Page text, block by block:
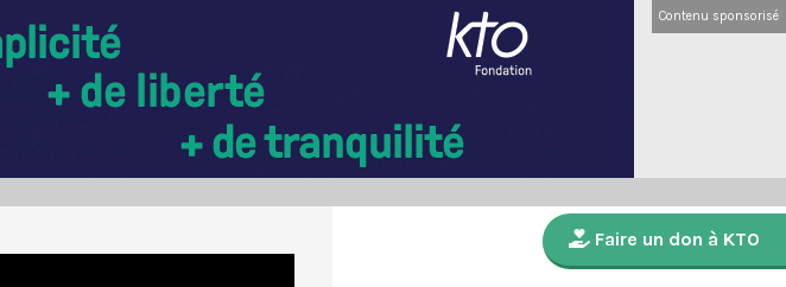
Contenu sponsorisé
Faire un don à KTO